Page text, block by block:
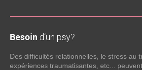
Besoin d’un psy?
Des difficultés relationnelles, le stress au
expériences traumatisantes, etc...